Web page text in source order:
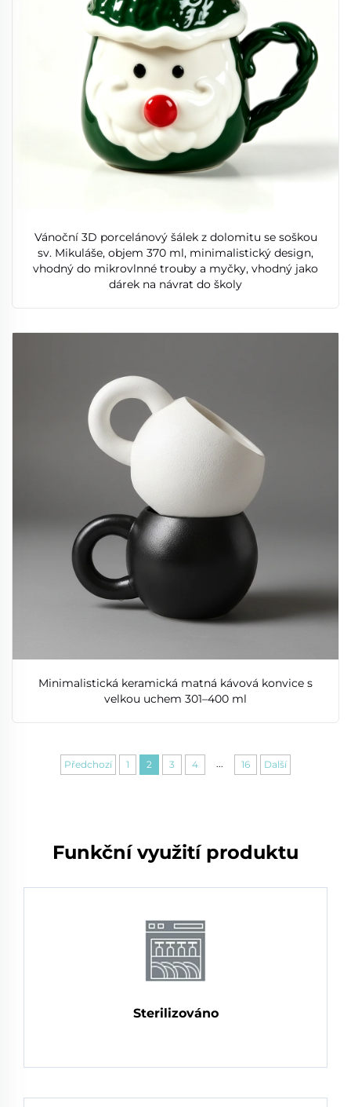
Vánoční 3D porcelánový šálek z dolomitu se soškou
sv. Mikuláše, objem 370 ml, minimalistický design,
vhodný do mikrovlnné trouby a myčky, vhodný jako
dárek na návrat do školy
Minimalistická keramická matná kávová konvice s
velkou uchem 301–400 ml
Předchozí 1 2 3 4 ... 16 Další
Funkční využití produktu
Sterilizováno